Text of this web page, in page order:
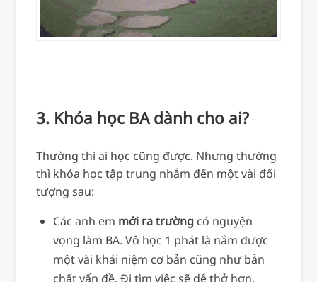
3. Khóa học BA dành cho ai?
Thường thì ai học cũng được. Nhưng thường
thì khóa học tập trung nhắm đến một vài đối
tượng sau:
Các anh em mới ra trườngcó nguyện
vọng làm BA. Vô học 1 phát là nắm được
một vài khái niệm cơ bản cũng như bản
chất vấn đề. Đi tìm việc sẽ dễ thở hơn.